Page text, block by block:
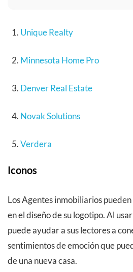
Unique Realty
Minnesota Home Pro
Denver Real Estate
Novak Solutions
Verdera
Iconos
Los Agentes inmobiliarios pueden
en el diseño de su logotipo. Al
puede ayudar a sus lectores a
sentimientos de emoción que
de una nueva casa.